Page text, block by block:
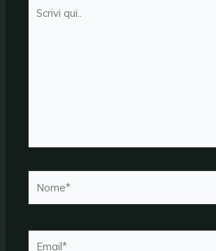
qui..